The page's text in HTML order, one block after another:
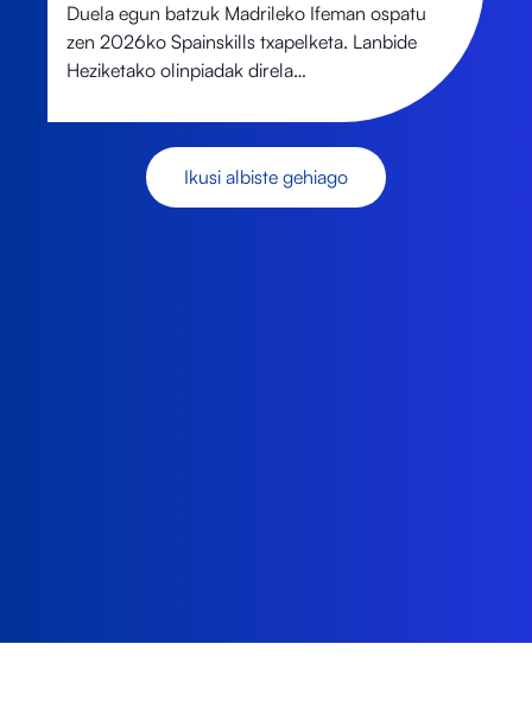
Duela egun batzuk Madrileko Ifeman ospatu
zen 2026ko Spainskills txapelketa. Lanbide
Heziketako olinpiadak direla…
Ikusi albiste gehiago